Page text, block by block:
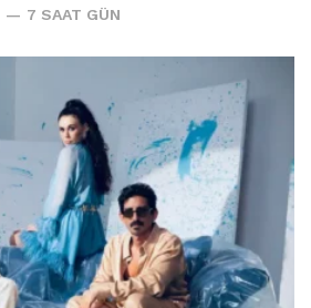
7 SAAT GÜN